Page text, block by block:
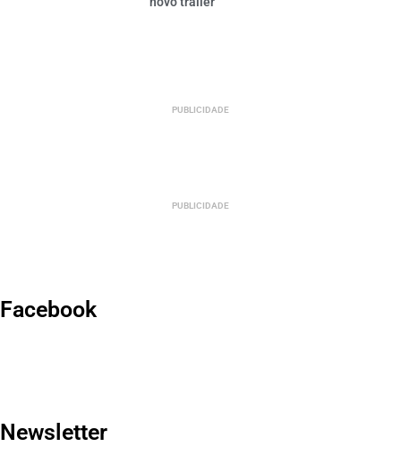
PUBLICIDADE
PUBLICIDADE
Facebook
Newsletter